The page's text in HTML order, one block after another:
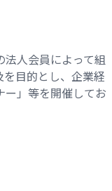
人会員によって組
目的とし、企業経
ー」等を開催してお